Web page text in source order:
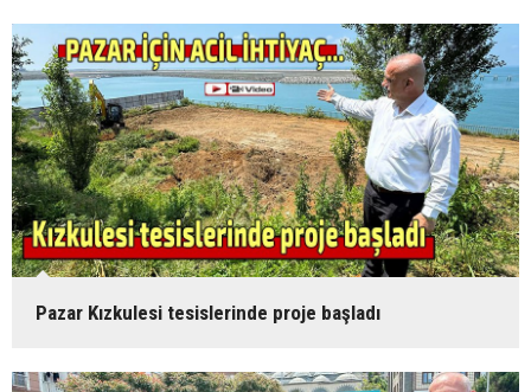
Pazar Kızkulesi tesislerinde proje başladı